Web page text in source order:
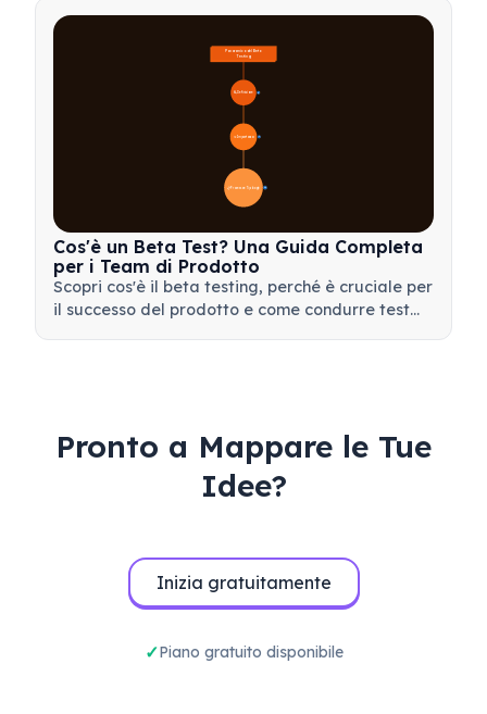
apprendimento per il tuo team.
🔍 Definizione 4
🎯 Importanza
📋 Processo e Tipologie
Panoramica del Beta
Testing
Cos'è un Beta Test? Una Guida Completa
per i Team di Prodotto
Scopri cos'è il beta testing, perché è cruciale per
il successo del prodotto e come condurre test
Pronto a Mappare le Tue
Idee?
Inizia gratuitamente
Piano gratuito disponibile